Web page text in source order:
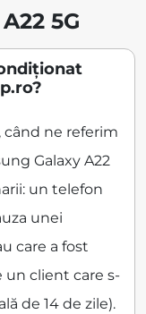
5G
când ne referim
Galaxy A22
un telefon
unei
care a fost
client care s-
de 14 de zile).